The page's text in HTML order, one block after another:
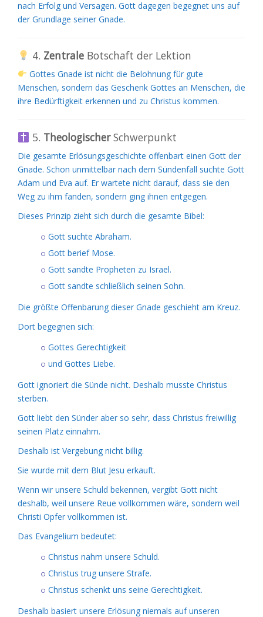
nach Erfolg und Versagen. Gott dagegen begegnet uns auf
der Grundlage seiner Gnade.
4. ZentraleBotschaft der Lektion
Gottes Gnade ist nicht die Belohnung für gute
Menschen, sondern das Geschenk Gottes an Menschen, die
ihre Bedürftigkeit erkennen und zu Christus kommen.
5. TheologischerSchwerpunkt
Die gesamte Erlösungsgeschichte offenbart einen Gott der
Gnade. Schon unmittelbar nach dem Sündenfall suchte Gott
Adam und Eva auf. Er wartete nicht darauf, dass sie den
Weg zu ihm fanden, sondern ging ihnen entgegen.
Dieses Prinzip zieht sich durch die gesamte Bibel:
Gott suchte Abraham.
Gott berief Mose.
Gott sandte Propheten zu Israel.
Gott sandte schließlich seinen Sohn.
Die größte Offenbarung dieser Gnade geschieht am Kreuz.
Dort begegnen sich:
Gottes Gerechtigkeit
und Gottes Liebe.
Gott ignoriert die Sünde nicht. Deshalb musste Christus
sterben.
Gott liebt den Sünder aber so sehr, dass Christus freiwillig
seinen Platz einnahm.
Deshalb ist Vergebung nicht billig.
Sie wurde mit dem Blut Jesu erkauft.
Wenn wir unsere Schuld bekennen, vergibt Gott nicht
deshalb, weil unsere Reue vollkommen wäre, sondern weil
Christi Opfer vollkommen ist.
Das Evangelium bedeutet:
Christus nahm unsere Schuld.
Christus trug unsere Strafe.
Christus schenkt uns seine Gerechtigkeit.
Deshalb basiert unsere Erlösung niemals auf unseren